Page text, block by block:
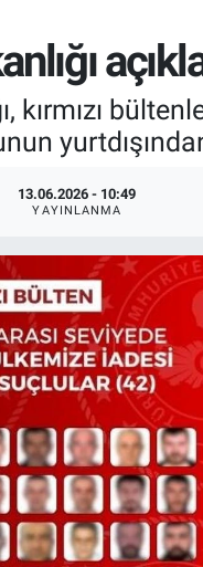
kırmızı
13.06.2026 - 10:49
YAYINLANMA